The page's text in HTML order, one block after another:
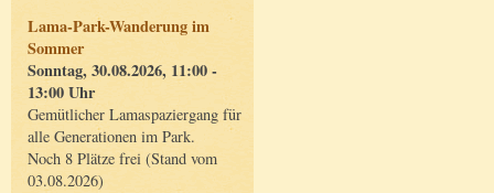
Lama-Park-Wanderung im
Sommer
Sonntag, 30.08.2026, 11:00 -
13:00 Uhr
Gemütlicher Lamaspaziergang für
alle Generationen im Park.
Noch 8 Plätze frei (Stand vom
03.08.2026)